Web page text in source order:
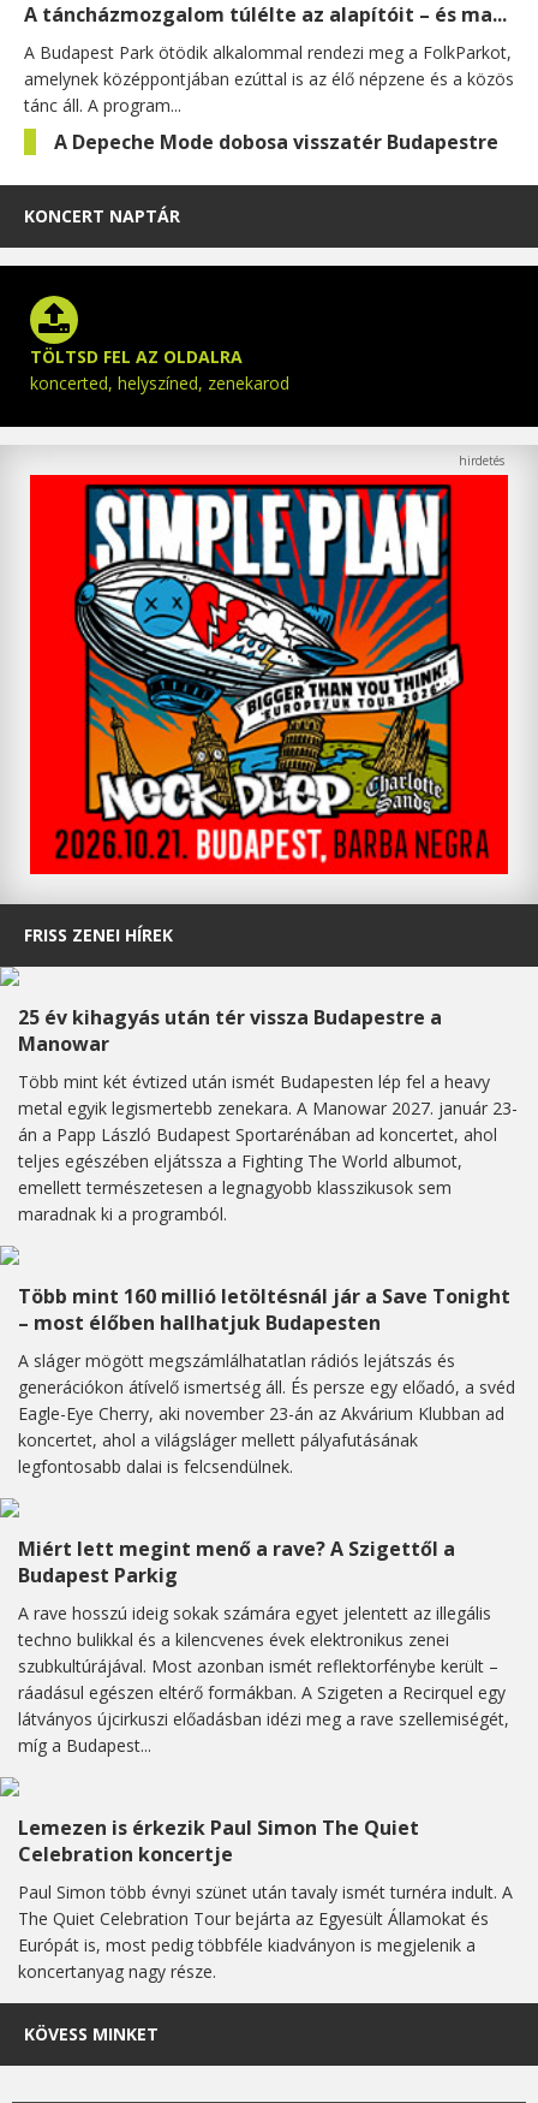
A táncházmozgalom túlélte az alapítóit – és ma...
A Budapest Park ötödik alkalommal rendezi meg a FolkParkot,
amelynek középpontjában ezúttal is az élő népzene és a közös
tánc áll. A program...
A Depeche Mode dobosa visszatér Budapestre
KONCERT NAPTÁR
TÖLTSD FEL AZ OLDALRA
koncerted, helyszíned, zenekarod
FRISS ZENEI HÍREK
25 év kihagyás után tér vissza Budapestre a
Manowar
Több mint két évtized után ismét Budapesten lép fel a heavy
metal egyik legismertebb zenekara. A Manowar 2027. január 23-
án a Papp László Budapest Sportarénában ad koncertet, ahol
teljes egészében eljátssza a Fighting The World albumot,
emellett természetesen a legnagyobb klasszikusok sem
maradnak ki a programból.
Több mint 160 millió letöltésnál jár a Save Tonight
– most élőben hallhatjuk Budapesten
A sláger mögött megszámlálhatatlan rádiós lejátszás és
generációkon átívelő ismertség áll. És persze egy előadó, a svéd
Eagle-Eye Cherry, aki november 23-án az Akvárium Klubban ad
koncertet, ahol a világsláger mellett pályafutásának
legfontosabb dalai is felcsendülnek.
Miért lett megint menő a rave? A Szigettől a
Budapest Parkig
A rave hosszú ideig sokak számára egyet jelentett az illegális
techno bulikkal és a kilencvenes évek elektronikus zenei
szubkultúrájával. Most azonban ismét reflektorfénybe került –
ráadásul egészen eltérő formákban. A Szigeten a Recirquel egy
látványos újcirkuszi előadásban idézi meg a rave szellemiségét,
míg a Budapest...
Lemezen is érkezik Paul Simon The Quiet
Celebration koncertje
Paul Simon több évnyi szünet után tavaly ismét turnéra indult. A
The Quiet Celebration Tour bejárta az Egyesült Államokat és
Európát is, most pedig többféle kiadványon is megjelenik a
koncertanyag nagy része.
KÖVESS MINKET